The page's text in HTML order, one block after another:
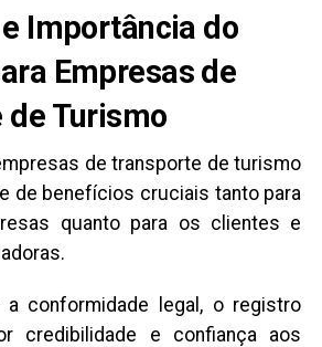
Importância do
Empresas de
Turismo
de transporte de turismo
de benefícios cruciais tanto para
quanto para os clientes e
a conformidade legal, o registro
credibilidade e confiança aos